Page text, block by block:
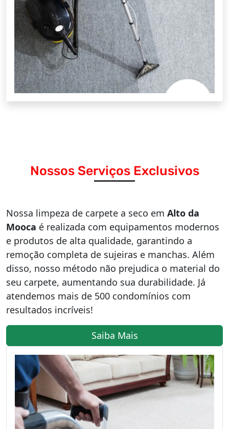
Nossos Serviços Exclusivos
Nossa limpeza de carpete a seco em Alto da
Mooca é realizada com equipamentos modernos
e produtos de alta qualidade, garantindo a
remoção completa de sujeiras e manchas. Além
disso, nosso método não prejudica o material do
seu carpete, aumentando sua durabilidade. Já
atendemos mais de 500 condomínios com
resultados incríveis!
Saiba Mais